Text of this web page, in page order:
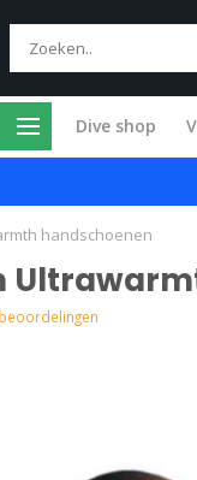
Dive shop
handschoenen